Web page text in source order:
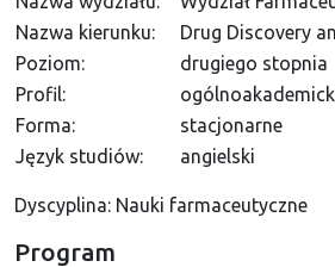
Nazwa kierunku:
Drug Discovery
Poziom:
drugiego stopnia
Profil:
Forma:
stacjonarne
Język studiów:
angielski
Dyscyplina: Nauki farmaceutyczne
Program